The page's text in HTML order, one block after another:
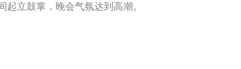
起立鼓掌，晚会气氛达到高潮。